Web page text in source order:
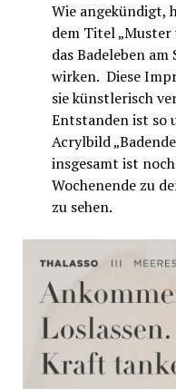
Wie angekündigt,
dem Titel „Muster
das Badeleben
wirken. Diese
sie künstlerisch
Entstanden ist so
Acrylbild
insgesamt ist
Wochenende zu
zu sehen.